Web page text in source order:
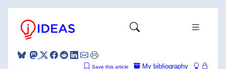
My bibliography
Save this article